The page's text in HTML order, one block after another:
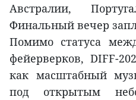
Австралии,
Финальный вечер
Помимо статуса
фейерверков, DIFF-
как масштабный
под открытым